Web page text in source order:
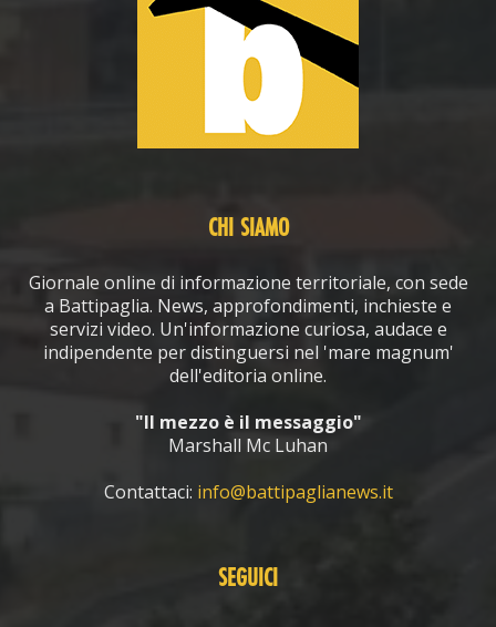
CHI SIAMO
Giornale online di informazione territoriale, con sede
a Battipaglia. News, approfondimenti, inchieste e
servizi video. Un'informazione curiosa, audace e
indipendente per distinguersi nel 'mare magnum'
dell'editoria online.
"Il mezzo è il messaggio"
Marshall Mc Luhan
Contattaci: info@battipaglianews.it
SEGUICI